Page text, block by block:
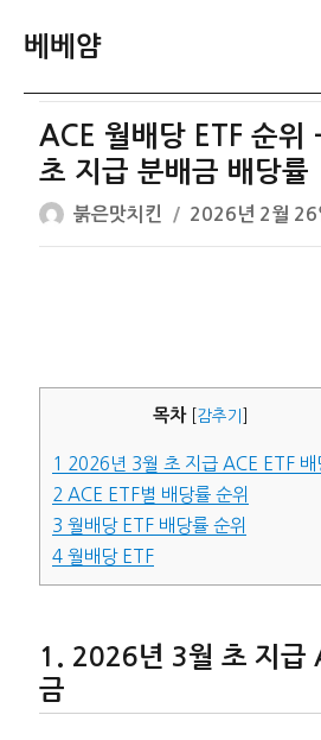
베베얌
ACE 월배당 ETF 순위
초 지급 분배금 배당률
글
쓴
붉은맛치킨
작
성
2026년 2월 26
목차 감추기
1 2026년 3월 초 지급 ACE ETF 배
2 ACE ETF별 배당률 순위
3 월배당 ETF 배당률 순위
4월배당 ETF
2026년 3월 초 지급
금